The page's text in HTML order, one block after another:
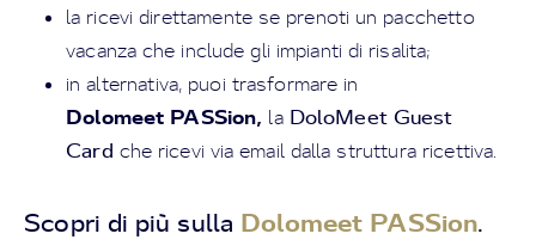
la ricevi direttamente se prenoti un pacchetto
vacanza che include gli impianti di risalita;
in alternativa, puoi trasformare in
Dolomeet PASSion, la DoloMeet Guest
Card che ricevi via email dalla struttura ricettiva.
Scopri di più sulla Dolomeet PASSion.